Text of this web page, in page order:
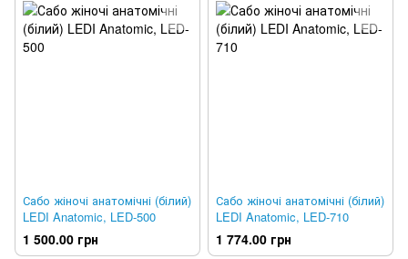
Сабо жіночі анатомічні (білий)
LEDI Anatomic, LED-500
1 500.00 грн
Сабо жіночі анатомічні (білий)
LEDI Anatomic, LED-710
1 774.00 грн